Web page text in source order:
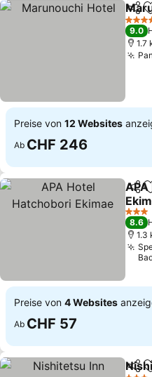
4
9.0
1.7
Preise von 12 Websites
Ab CHF 246
3
8.6
1.3
Preise von 4 Websites
Ab CHF 57